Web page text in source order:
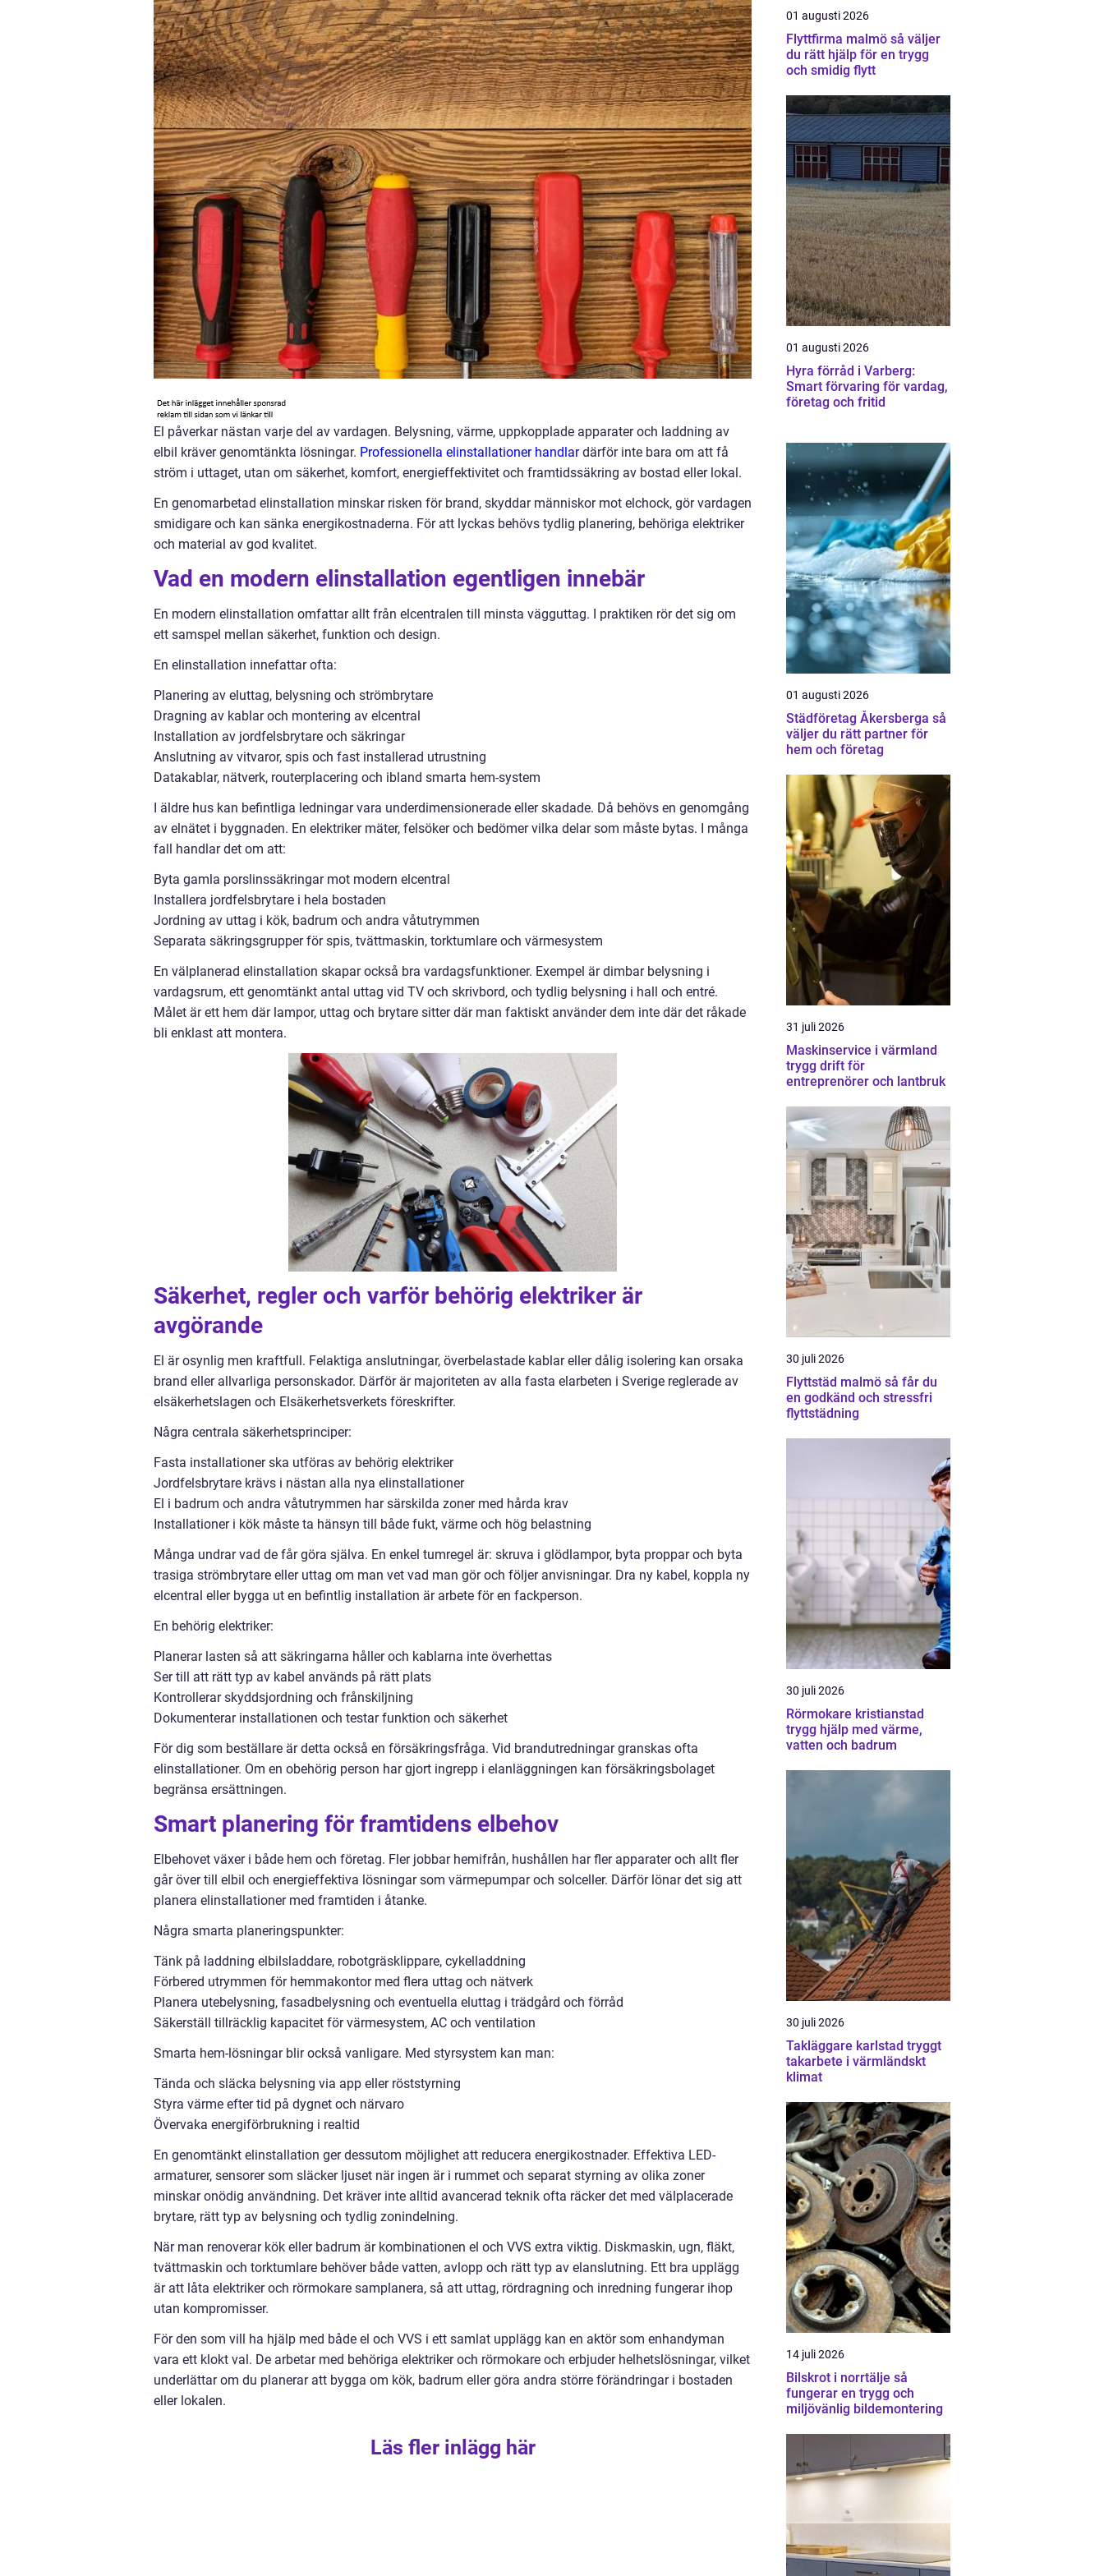
El påverkar nästan varje del av vardagen. Belysning, värme, uppkopplade apparater och laddning av
elbil kräver genomtänkta lösningar. Professionella elinstallationer handlardärför inte bara om att få
ström i uttaget, utan om säkerhet, komfort, energieffektivitet och framtidssäkring av bostad eller lokal.
En genomarbetad elinstallation minskar risken för brand, skyddar människor mot elchock, gör vardagen
smidigare och kan sänka energikostnaderna. För att lyckas behövs tydlig planering, behöriga elektriker
och material av god kvalitet.
Vad en modern elinstallation egentligen innebär
En modern elinstallation omfattar allt från elcentralen till minsta vägguttag. I praktiken rör det sig om
ett samspel mellan säkerhet, funktion och design.
En elinstallation innefattar ofta:
Planering av eluttag, belysning och strömbrytare
Dragning av kablar och montering av elcentral
Installation av jordfelsbrytare och säkringar
Anslutning av vitvaror, spis och fast installerad utrustning
Datakablar, nätverk, routerplacering och ibland smarta hem-system
I äldre hus kan befintliga ledningar vara underdimensionerade eller skadade. Då behövs en genomgång
av elnätet i byggnaden. En elektriker mäter, felsöker och bedömer vilka delar som måste bytas. I många
fall handlar det om att:
Byta gamla porslinssäkringar mot modern elcentral
Installera jordfelsbrytare i hela bostaden
Jordning av uttag i kök, badrum och andra våtutrymmen
Separata säkringsgrupper för spis, tvättmaskin, torktumlare och värmesystem
En välplanerad elinstallation skapar också bra vardagsfunktioner. Exempel är dimbar belysning i
vardagsrum, ett genomtänkt antal uttag vid TV och skrivbord, och tydlig belysning i hall och entré.
Målet är ett hem där lampor, uttag och brytare sitter där man faktiskt använder dem inte där det råkade
bli enklast att montera.
Säkerhet, regler och varför behörig elektriker är
avgörande
El är osynlig men kraftfull. Felaktiga anslutningar, överbelastade kablar eller dålig isolering kan orsaka
brand eller allvarliga personskador. Därför är majoriteten av alla fasta elarbeten i Sverige reglerade av
elsäkerhetslagen och Elsäkerhetsverkets föreskrifter.
Några centrala säkerhetsprinciper:
Fasta installationer ska utföras av behörig elektriker
Jordfelsbrytare krävs i nästan alla nya elinstallationer
El i badrum och andra våtutrymmen har särskilda zoner med hårda krav
Installationer i kök måste ta hänsyn till både fukt, värme och hög belastning
Många undrar vad de får göra själva. En enkel tumregel är: skruva i glödlampor, byta proppar och byta
trasiga strömbrytare eller uttag om man vet vad man gör och följer anvisningar. Dra ny kabel, koppla ny
elcentral eller bygga ut en befintlig installation är arbete för en fackperson.
En behörig elektriker:
Planerar lasten så att säkringarna håller och kablarna inte överhettas
Ser till att rätt typ av kabel används på rätt plats
Kontrollerar skyddsjordning och frånskiljning
Dokumenterar installationen och testar funktion och säkerhet
För dig som beställare är detta också en försäkringsfråga. Vid brandutredningar granskas ofta
elinstallationer. Om en obehörig person har gjort ingrepp i elanläggningen kan försäkringsbolaget
begränsa ersättningen.
Smart planering för framtidens elbehov
Elbehovet växer i både hem och företag. Fler jobbar hemifrån, hushållen har fler apparater och allt fler
går över till elbil och energieffektiva lösningar som värmepumpar och solceller. Därför lönar det sig att
planera elinstallationer med framtiden i åtanke.
Några smarta planeringspunkter:
Tänk på laddning elbilsladdare, robotgräsklippare, cykelladdning
Förbered utrymmen för hemmakontor med flera uttag och nätverk
Planera utebelysning, fasadbelysning och eventuella eluttag i trädgård och förråd
Säkerställ tillräcklig kapacitet för värmesystem, AC och ventilation
Smarta hem-lösningar blir också vanligare. Med styrsystem kan man:
Tända och släcka belysning via app eller röststyrning
Styra värme efter tid på dygnet och närvaro
Övervaka energiförbrukning i realtid
En genomtänkt elinstallation ger dessutom möjlighet att reducera energikostnader. Effektiva LED-
armaturer, sensorer som släcker ljuset när ingen är i rummet och separat styrning av olika zoner
minskar onödig användning. Det kräver inte alltid avancerad teknik ofta räcker det med välplacerade
brytare, rätt typ av belysning och tydlig zonindelning.
När man renoverar kök eller badrum är kombinationen el och VVS extra viktig. Diskmaskin, ugn, fläkt,
tvättmaskin och torktumlare behöver både vatten, avlopp och rätt typ av elanslutning. Ett bra upplägg
är att låta elektriker och rörmokare samplanera, så att uttag, rördragning och inredning fungerar ihop
utan kompromisser.
För den som vill ha hjälp med både el och VVS i ett samlat upplägg kan en aktör som enhandyman
vara ett klokt val. De arbetar med behöriga elektriker och rörmokare och erbjuder helhetslösningar, vilket
underlättar om du planerar att bygga om kök, badrum eller göra andra större förändringar i bostaden
eller lokalen.
Läs fler inlägg här
01 augusti 2026
Flyttfirma malmö så väljer
du rätt hjälp för en trygg
och smidig flytt
01 augusti 2026
Hyra förråd i Varberg:
Smart förvaring för vardag,
företag och fritid
01 augusti 2026
Städföretag Åkersberga så
väljer du rätt partner för
hem och företag
31 juli 2026
Maskinservice i värmland
trygg drift för
entreprenörer och lantbruk
30 juli 2026
Flyttstäd malmö så får du
en godkänd och stressfri
flyttstädning
30 juli 2026
Rörmokare kristianstad
trygg hjälp med värme,
vatten och badrum
30 juli 2026
Takläggare karlstad tryggt
takarbete i värmländskt
klimat
14 juli 2026
Bilskrot i norrtälje så
fungerar en trygg och
miljövänlig bildemontering